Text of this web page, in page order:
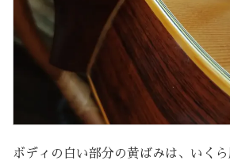
ボディの白い部分の黄ばみは、いく